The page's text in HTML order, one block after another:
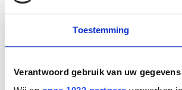
Toestemming
Verantwoord gebruik van uw gegevens